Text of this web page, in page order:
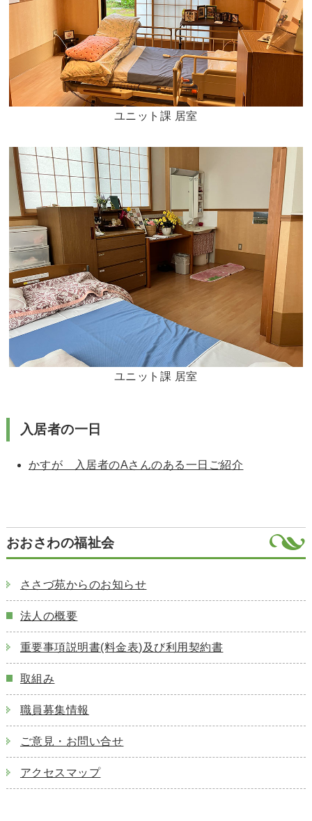
ユニット課 居室
ユニット課 居室
入居者の一日
かすが 入居者のAさんのある一日ご紹介
おおさわの福祉会
ささづ苑からのお知らせ
法人の概要
重要事項説明書(料金表)及び利用契約書
取組み
職員募集情報
ご意見・お問い合せ
アクセスマップ